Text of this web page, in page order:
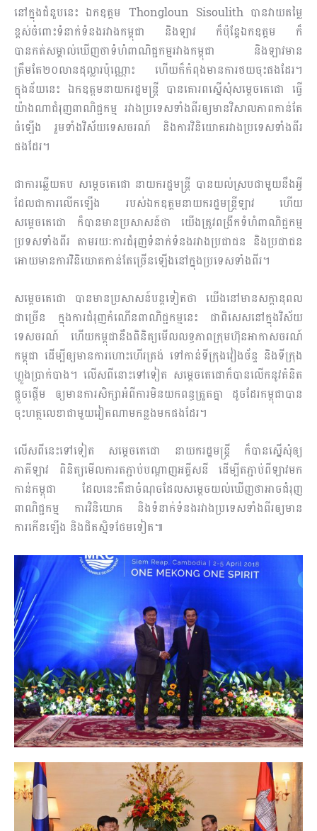
នៅក្នុងជំនួបនេះ​ ឯកឧត្ដម Thongloun Sisoulith បានវាយតម្លៃ
ខ្ពស់ចំពោះទំនាក់ទំនងរវាងកម្ពុជា និងឡាវ ក៏ប៉ុន្តែឯកឧត្ដម ក៏
បានកត់សម្គាល់ឃើញថាទំហំពាណិជ្ជកម្មរវាងកម្ពុជា និងឡាវមាន
ត្រឹមតែ២០លានដុល្លារប៉ុណ្ណោះ ហើយក៏កំពុងមានការថយចុះផងដែរ។
ក្នុងន័យនេះ ឯកឧត្ដមនាយករដ្ឋមន្ត្រី បានគោរពស្នើសុំសម្ដេចតេជោ ធ្វើ
យ៉ាងណាជំរុញពាណិជ្ជកម្ម រវាងប្រទេសទាំងពីរឲ្យមានវិសាលភាពកាន់តែ
ធំឡើង រួមទាំងវិស័យទេសចរណ៍ និងការវិនិយោគរវាងប្រទេសទាំងពីរ
ផងដែរ។
ជាការឆ្លើយតប សម្តេចតេជោ នាយករដ្ឋមន្ត្រី បានយល់ស្របជាមួយនឹងអ្វី
ដែលជាការលើកឡើង របស់ឯកឧត្ដមនាយករដ្ឋមន្ត្រីឡាវ ហើយ
សម្ដេចតេជោ ក៏បានមានប្រសាសន៍ថា យើងត្រូវពង្រីកទំហំពាណិជ្ជកម្ម
ប្រទសទាំងពីរ​ តាមរយៈការជំរុញទំនាក់ទំនងរវាងប្រជាជន និងប្រជាជន
អោយមានការវិនិយោគកាន់តែច្រើនឡើងនៅក្នុងប្រទេសទាំងពីរ។
សម្តេចតេជោ បានមានប្រសាសន៍បន្តទៀតថា យើងនៅមានសក្តានុពល
ជាច្រើន ក្នុងការជំរុញកំណើនពាណិជ្ជកម្មនេះ ជាពិសេសនៅក្នុងវិស័យ
ទេសចរណ៍ ហើយកម្ពុជានឹងពិនិត្យមើលលទ្ធភាពក្រុមហ៊ុនអាកាសចរណ៍
កម្ពុជា ដើម្បីឲ្យមានការហោះហើរត្រង់ ទៅកាន់ទីក្រុងវៀងច័ន្ទ និងទីក្រុង
ហ្លួងប្រាក់បាង។ លើសពីនោះទៅទៀត សម្តេចតេជោក៏បានលើកនូវគំនិត
ផ្តួចផ្តើម ឲ្យមានការសិក្សាអំពីការមិនយកពន្ធត្រួតគ្នា ដូចដែរកម្ពុជាបាន
ចុះហត្ថលេខាជាមួយវៀតណាមកន្លងមកផងដែរ។
លើសពីនេះទៅទៀត សម្ដេចតេជោ​ នាយករដ្ឋមន្ត្រី​ ក៏បានស្នើសុំឲ្យ
ភាគីឡាវ ពិនិត្យមើលការតភ្ជាប់បណ្តាញអគ្គីសនី ដើម្បីតភ្ជាប់ពីឡាវមក
កាន់កម្ពុជា ដែលនេះគឺជាចំណុចដែលសម្តេចយល់ឃើញថាអាចជំរុញ
ពាណិជ្ជកម្ម ការវិនិយោគ និងទំនាក់ទំនងរវាងប្រទេសទាំងពីរឲ្យមាន
ការកើនឡើង និងជិតស្និទថែមទៀត៕